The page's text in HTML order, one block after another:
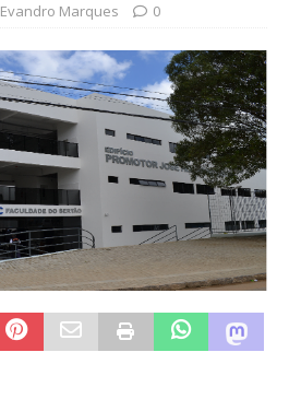
Evandro Marques 0